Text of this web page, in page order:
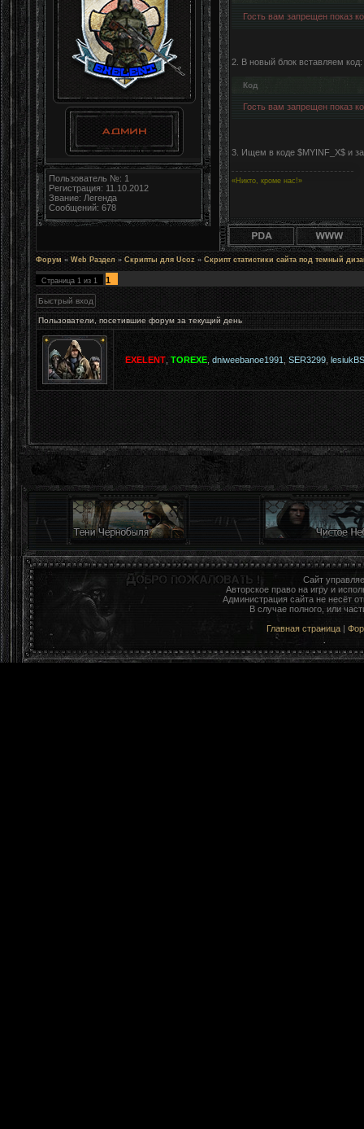
Пользователь №: 1
Регистрация: 11.10.2012
Звание: Легенда
Сообщений: 678
Гость вам запрещен показ
2. В новый блок вставляем код:
Код
Гость вам запрещен показ
3. Ищем в коде $MYINF_X$ и
«Никто, кроме нас!»
Форум » Web Раздел » Скрипты для Ucoz » Скрипт статистики сайта под темный
Страница 1 из 1 1
Пользователи, посетившие форум за текущий день
EXELENT ,TOREXE dniweebanoe1991 ,SER3299 lesiukBS
Сайт
Авторское право на игру и
Администрация сайта не несёт
В случае полного, или
Главная страница |